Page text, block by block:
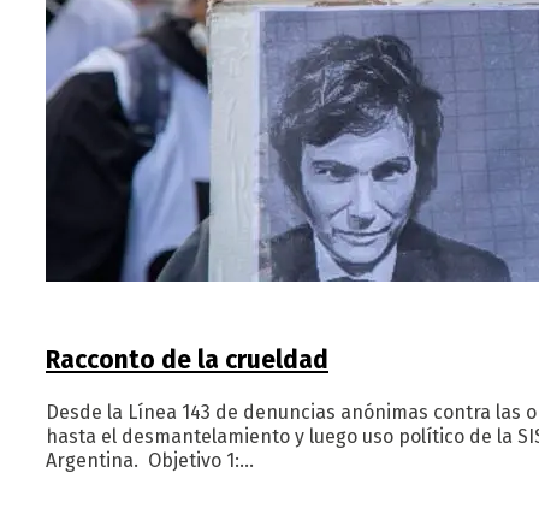
Racconto de la crueldad
Desde la Línea 143 de denuncias anónimas contra
hasta el desmantelamiento y luego uso político de la
Argentina. Objetivo 1:…